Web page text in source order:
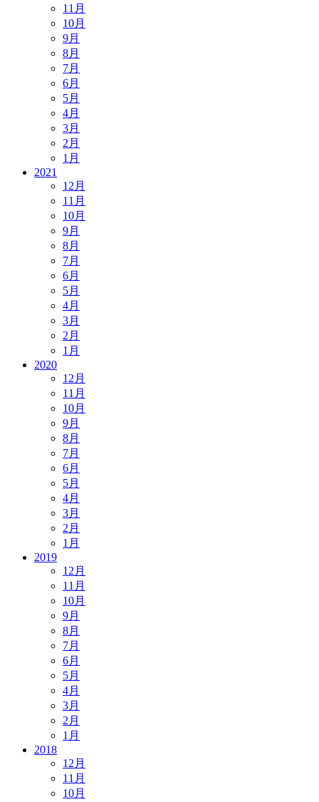
11月
10月
9月
8月
7月
6月
5月
4月
3月
2月
1月
2021
12月
11月
10月
9月
8月
7月
6月
5月
4月
3月
2月
1月
2020
12月
11月
10月
9月
8月
7月
6月
5月
4月
3月
2月
1月
2019
12月
11月
10月
9月
8月
7月
6月
5月
4月
3月
2月
1月
2018
12月
11月
10月